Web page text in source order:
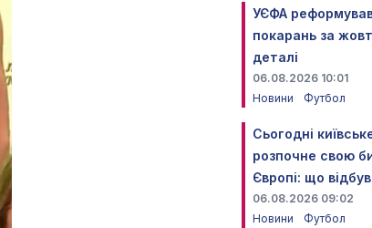
УЄФА
покарань за
деталі
06.08.2026 10:01
Новини
Футбол
Сьогодні
розпочне свою
Європі: що
06.08.2026 09:02
Новини
Футбол